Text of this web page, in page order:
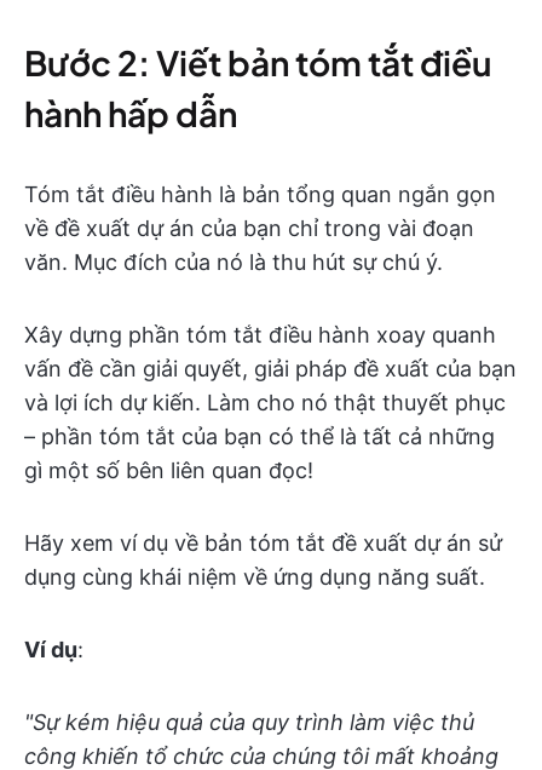
Bước 2: Viết bản tóm tắt điều
hành hấp dẫn
Tóm tắt điều hành là bản tổng quan ngắn gọn
về đề xuất dự án của bạn chỉ trong vài đoạn
văn. Mục đích của nó là thu hút sự chú ý.
Xây dựng phần tóm tắt điều hành xoay quanh
vấn đề cần giải quyết, giải pháp đề xuất của bạn
và lợi ích dự kiến. Làm cho nó thật thuyết phục
– phần tóm tắt của bạn có thể là tất cả những
gì một số bên liên quan đọc!
Hãy xem ví dụ về bản tóm tắt đề xuất dự án sử
dụng cùng khái niệm về ứng dụng năng suất.
Ví dụ:
"Sự kém hiệu quả của quy trình làm việc thủ
công khiến tổ chức của chúng tôi mất khoảng